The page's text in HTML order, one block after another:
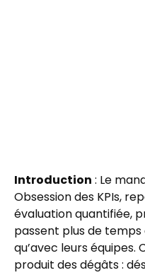
Introduction : Le
Obsession des KPIs,
évaluation quantifiée,
passent plus de
qu’avec leurs
produit des dégâts :